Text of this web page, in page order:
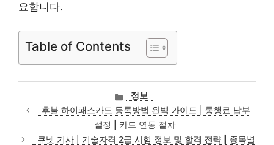
요합니다.
Table of Contents
카
테
고
리
정보
후불 하이패스카드 등록방법 완벽 가이드 | 통행료 납부
설정 | 카드 연동 절차
큐넷 기사 | 기술자격 2급 시험 정보 및 합격 전략 | 종목별